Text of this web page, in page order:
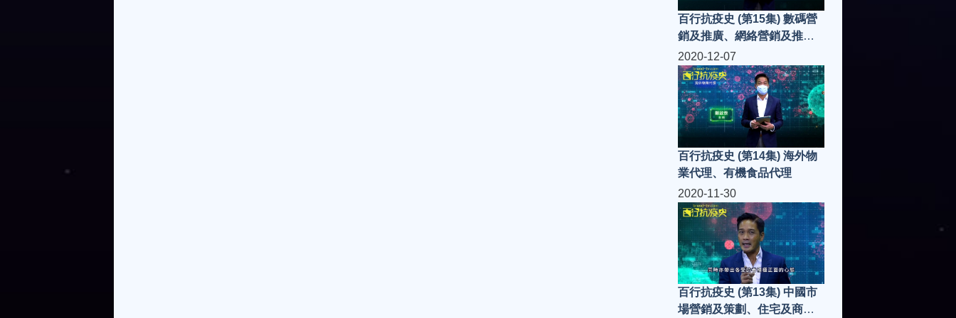
百行抗疫史 (第15集) 數碼營
銷及推廣、網絡營銷及推廣
平台
2020-12-07
百行抗疫史 (第14集) 海外物
業代理、有機食品代理
2020-11-30
百行抗疫史 (第13集) 中國市
場營銷及策劃、住宅及商業